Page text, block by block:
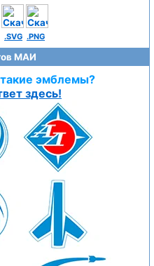
.SVG .PNG
МАИ
эмблемы?
здесь!